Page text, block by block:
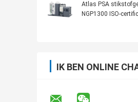
Atlas PSA
NGP1300 ISO-
IK BEN ONLINE